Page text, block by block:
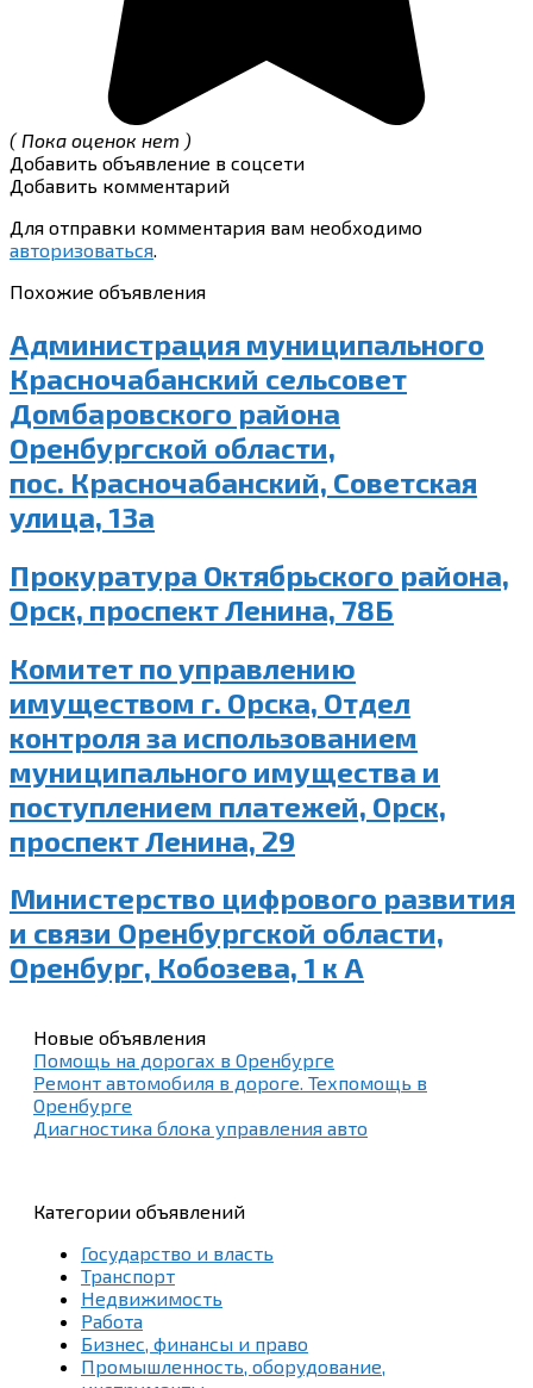
( Пока оценок нет )
Добавить объявление в соцсети
Добавить комментарий
Для отправки комментария вам необходимо
авторизоваться.
Похожие объявления
Администрация муниципального
Красночабанский сельсовет
Домбаровского района
Оренбургской области,
пос. Красночабанский, Советская
улица, 13а
Прокуратура Октябрьского района,
Орск, проспект Ленина, 78Б
Комитет по управлению
имуществом г. Орска, Отдел
контроля за использованием
муниципального имущества и
поступлением платежей, Орск,
проспект Ленина, 29
Министерство цифрового развития
и связи Оренбургской области,
Оренбург, Кобозева, 1 к А
Новые объявления
Помощь на дорогах в Оренбурге
Ремонт автомобиля в дороге. Техпомощь в
Оренбурге
Диагностика блока управления авто
Категории объявлений
Государство и власть
Транспорт
Недвижимость
Работа
Бизнес, финансы и право
Промышленность, оборудование,